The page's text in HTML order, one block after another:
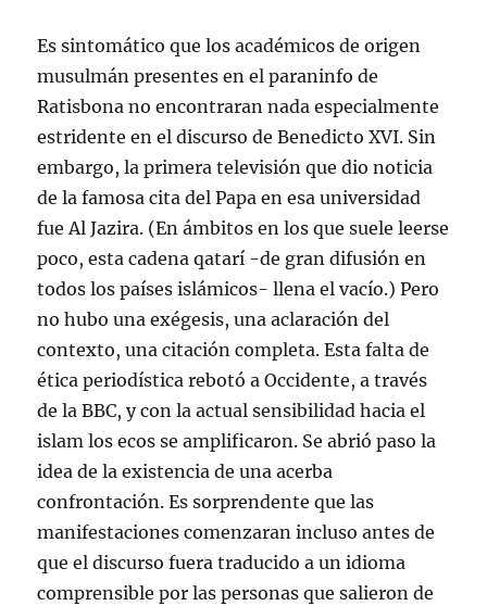
Es sintomático que los académicos de origen
musulmán presentes en el paraninfo de
Ratisbona no encontraran nada especialmente
estridente en el discurso de Benedicto XVI. Sin
embargo, la primera televisión que dio noticia
de la famosa cita del Papa en esa universidad
fue Al Jazira. (En ámbitos en los que suele leerse
poco, esta cadena qatarí -de gran difusión en
todos los países islámicos- llena el vacío.) Pero
no hubo una exégesis, una aclaración del
contexto, una citación completa. Esta falta de
ética periodística rebotó a Occidente, a través
de la BBC, y con la actual sensibilidad hacia el
islam los ecos se amplificaron. Se abrió paso la
idea de la existencia de una acerba
confrontación. Es sorprendente que las
manifestaciones comenzaran incluso antes de
que el discurso fuera traducido a un idioma
comprensible por las personas que salieron de